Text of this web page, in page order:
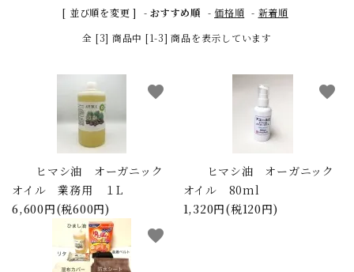
お問い合わせ
INFORMATION
ご利用ガイド
プライバシーポリシー
特定商取引法について
お問い合わせ
[ 並び順を変更 ] - おすすめ順 - 価格順 - 新着順
全 [3] 商品中 [1-3] 商品を表示しています
ヒマシ油 オーガニック
オイル 業務用 １L
6,600円(税600円)
favorite
ヒマシ油 オーガニック
オイル 80ml
1,320円(税120円)
favorite
favorite